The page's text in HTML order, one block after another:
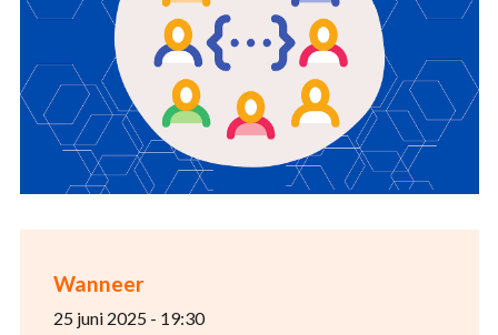
Wanneer
25 juni 2025 - 19:30